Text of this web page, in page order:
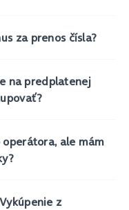
za prenos čísla?
na predplatenej
ale mám
z